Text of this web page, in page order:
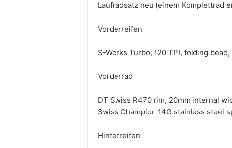
Laufradsatz neu (einem Komplettrad
Vorderreifen
S-Works Turbo, 120 TPI, folding
Vorderrad
DT Swiss R470 rim, 20mm internal
Swiss Champion 14G stainless steel
Hinterreifen